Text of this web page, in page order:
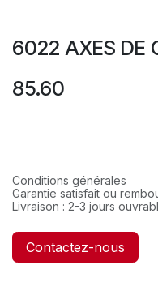
6022 AXES DE
85.60
Conditions générales
Garantie satisfait ou
Livraison : 2-3 jours
Contactez-nous